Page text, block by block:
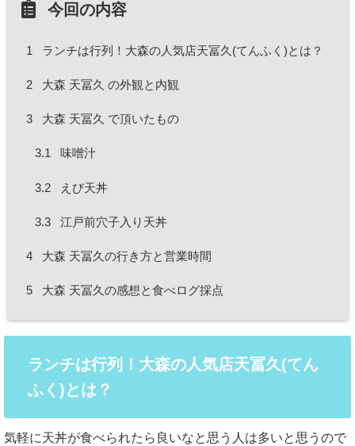
今回の内容
1 ランチは行列！大森の人気店天冨久(てんふく)とは？
2 大森 天冨久 の外観と内観
3 大森 天冨久 で頂いたもの
3.1 味噌汁
3.2 えび天丼
3.3 江戸前穴子入り天丼
4 大森 天冨久の行き方と営業時間
5 大森 天冨久の感想と食べログ採点
ランチは行列！大森の人気店天冨久(てん
ふく)とは？
気軽に天丼が食べられたら良いなと思う人は多いと思うので